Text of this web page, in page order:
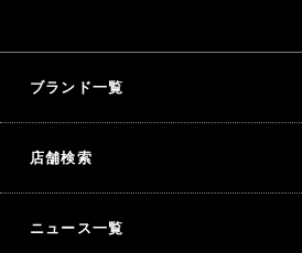
ブランド一覧
店舗検索
ニュース一覧